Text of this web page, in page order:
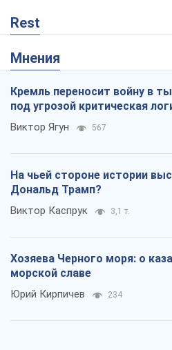
Rest
Мнения
Кремль переносит войну в
под угрозой критическая
Виктор Ягун 567
На чьей стороне истории
Дональд Трамп?
Виктор Каспрук 3,1 т.
Хозяева Черного моря: о
морской славе
Юрий Кирпичев 234